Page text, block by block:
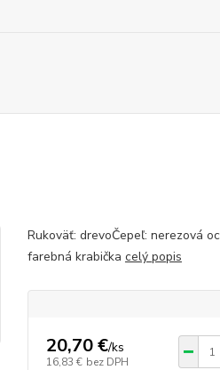
Rukoväť: drevoČepeľ: nerezová
farebná krabička celý popis
20,70 €/ks
16,83 € bez DPH